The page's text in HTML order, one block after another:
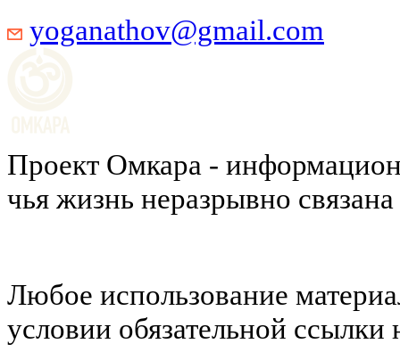
yoganathov@gmail.com
Проект Омкара -
чья жизнь неразрывно
Любое использование
условии обязательной ссылки